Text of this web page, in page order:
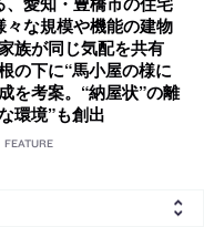
々な規模や機能の建物
族が同じ気配を共有
の下に“馬小屋の様に
を考案。“納屋状”の離
環境”も創出
FEATURE